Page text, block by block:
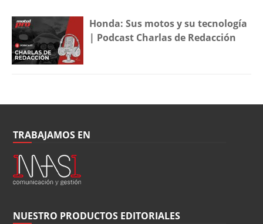
Honda: Sus motos y su tecnología
| Podcast Charlas de Redacción
TRABAJAMOS EN
NUESTRO PRODUCTOS EDITORIALES